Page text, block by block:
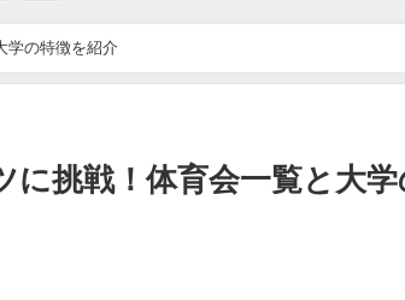
学の特徴を紹介
に挑戦！体育会一覧と大学